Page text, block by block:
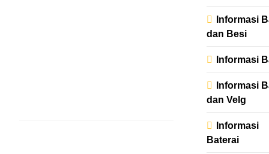
admin
1
0
0
Read More
TERAPI
Informasi
dan Besi
Informasi
Informasi
dan Velg
Informasi
Baterai